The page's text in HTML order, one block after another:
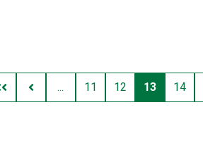
... 11 12 13 14